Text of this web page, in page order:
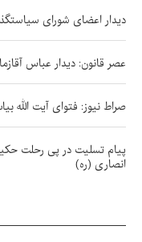
دیدار اعضای شورای
عصر قانون: دیدار عباس
صراط نیوز: فتوای آیت الله
پیام تسلیت در پی رحلت
انصاری (ره)